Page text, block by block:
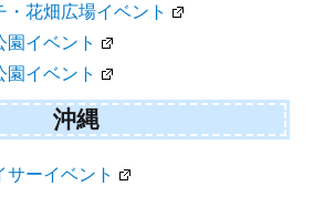
花畑広場イベント
園イベント
園イベント
沖縄
サーイベント